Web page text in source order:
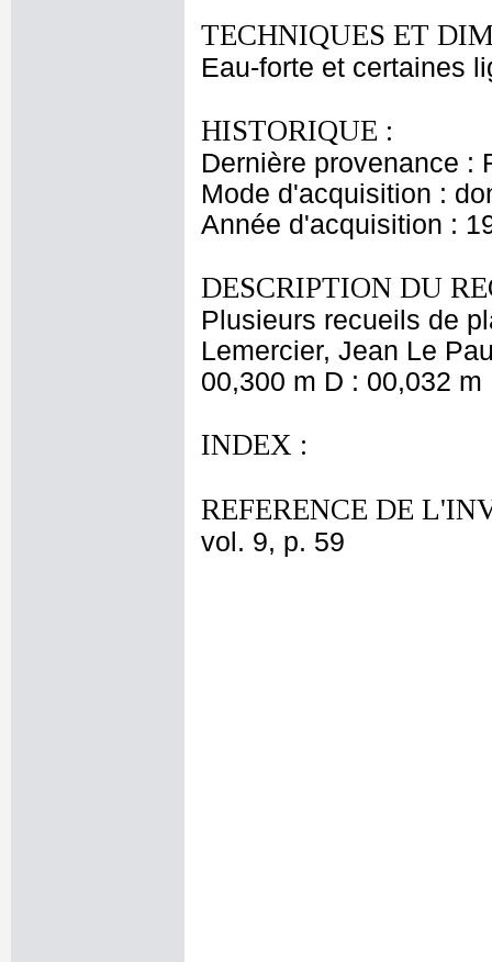
TECHNIQUES ET
Eau-forte et certaines
HISTORIQUE :
Dernière provenance :
Mode d'acquisition :
Année d'acquisition :
DESCRIPTION DU
Plusieurs recueils de
Lemercier, Jean Le
00,300 m D : 00,032
INDEX :
REFERENCE DE
vol. 9, p. 59